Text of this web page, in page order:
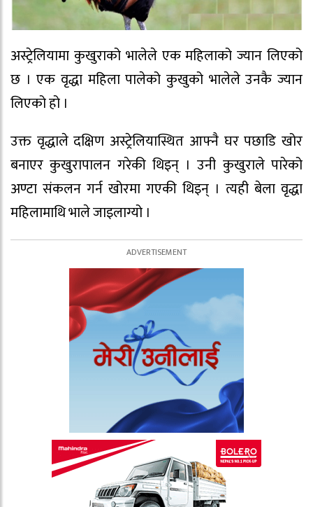
अस्ट्रेलियामा कुखुराको भालेले एक महिलाको ज्यान लिएको
छ । एक वृद्धा महिला पालेको कुखुको भालेले उनकै ज्यान
लिएको हो ।
उक्त वृद्धाले दक्षिण अस्ट्रेलियास्थित आफ्नै घर पछाडि खोर
बनाएर कुखुरापालन गरेकी थिइन् । उनी कुखुराले पारेको
अण्टा संकलन गर्न खोरमा गएकी थिइन् । त्यही बेला वृद्धा
महिलामाथि भाले जाइलाग्यो ।